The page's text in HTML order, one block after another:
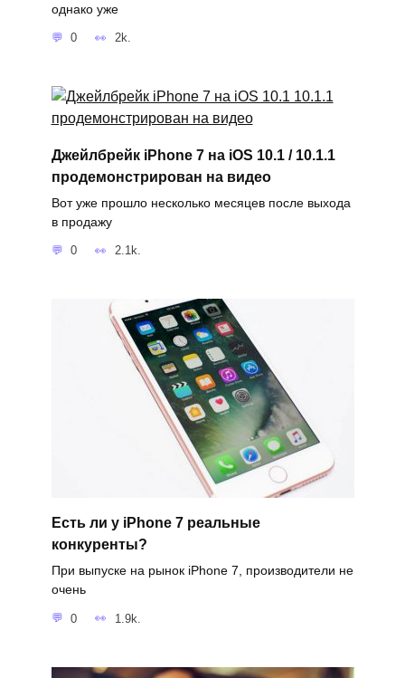
однако уже
0 2k.
Джейлбрейк iPhone 7 на iOS 10.1 / 10.1.1
продемонстрирован на видео
Вот уже прошло несколько месяцев после выхода
в продажу
0 2.1k.
Есть ли у iPhone 7 реальные
конкуренты?
При выпуске на рынок iPhone 7, производители не
очень
0 1.9k.